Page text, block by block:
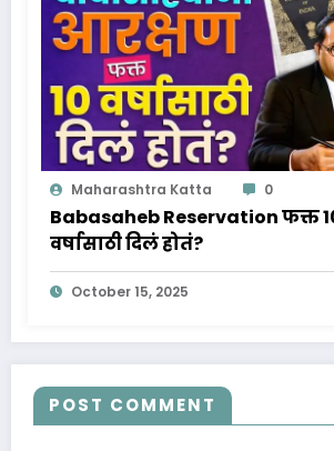
Maharashtra Katta 0
Babasaheb Reservation फक्त 10
वर्षासाठी दिलं होतं?
October 15, 2025
POST COMMENT